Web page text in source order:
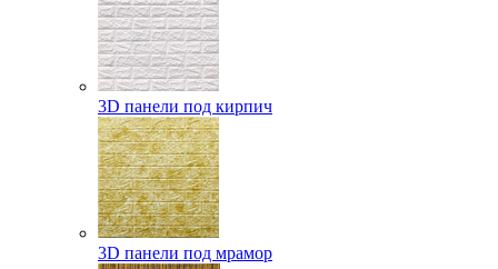
3D панели под кирпич
3D панели под мрамор